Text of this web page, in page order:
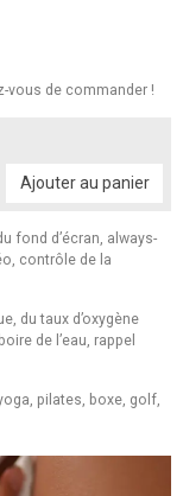
vous de commander !
Ajouter au panier
fond d’écran, always-
contrôle de la
du taux d’oxygène
de l’eau, rappel
pilates, boxe, golf,